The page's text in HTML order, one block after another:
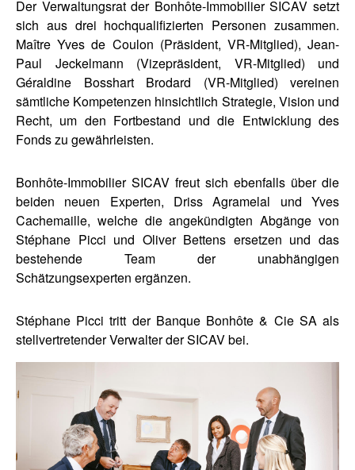
Der Verwaltungsrat der Bonhôte-Immobilier SICAV setzt
sich aus drei hochqualifizierten Personen zusammen.
Maître Yves de Coulon (Präsident, VR-Mitglied), Jean-
Paul Jeckelmann (Vizepräsident, VR-Mitglied) und
Géraldine Bosshart Brodard (VR-Mitglied) vereinen
sämtliche Kompetenzen hinsichtlich Strategie, Vision und
Recht, um den Fortbestand und die Entwicklung des
Fonds zu gewährleisten.
Bonhôte-Immobilier SICAV freut sich ebenfalls über die
beiden neuen Experten, Driss Agramelal und Yves
Cachemaille, welche die angekündigten Abgänge von
Stéphane Picci und Oliver Bettens ersetzen und das
bestehende Team der unabhängigen
Schätzungsexperten ergänzen.
Stéphane Picci tritt der Banque Bonhôte & Cie SA als
stellvertretender Verwalter der SICAV bei.